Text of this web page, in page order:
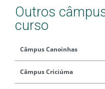
Outros
curso
Câmpus Canoinhas
Câmpus Criciúma